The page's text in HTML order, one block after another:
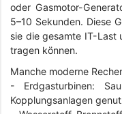
oder Gasmotor-
5–10 Sekunden. Diese
sie die gesamte IT-Last
tragen können.
Manche moderne
- Erdgasturbinen:
Kopplungsanlagen